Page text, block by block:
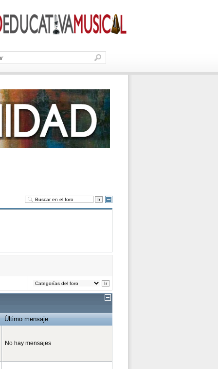
Último mensaje
No hay mensajes